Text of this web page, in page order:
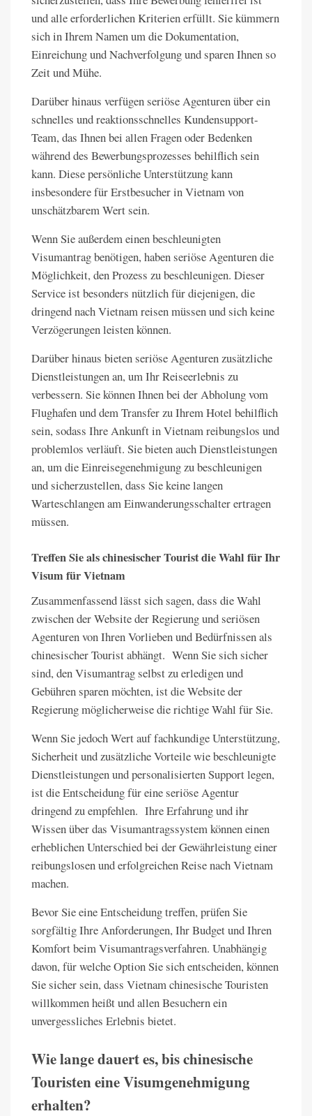
und alle erforderlichen Kriterien erfüllt. Sie kümmern
sich in Ihrem Namen um die Dokumentation,
Einreichung und Nachverfolgung und sparen Ihnen so
Zeit und Mühe.
Darüber hinaus verfügen seriöse Agenturen über ein
schnelles und reaktionsschnelles Kundensupport-
Team, das Ihnen bei allen Fragen oder Bedenken
während des Bewerbungsprozesses behilflich sein
kann. Diese persönliche Unterstützung kann
insbesondere für Erstbesucher in Vietnam von
unschätzbarem Wert sein.
Wenn Sie außerdem einen beschleunigten
Visumantrag benötigen, haben seriöse Agenturen die
Möglichkeit, den Prozess zu beschleunigen. Dieser
Service ist besonders nützlich für diejenigen, die
dringend nach Vietnam reisen müssen und sich keine
Verzögerungen leisten können.
Darüber hinaus bieten seriöse Agenturen zusätzliche
Dienstleistungen an, um Ihr Reiseerlebnis zu
verbessern. Sie können Ihnen bei der Abholung vom
Flughafen und dem Transfer zu Ihrem Hotel behilflich
sein, sodass Ihre Ankunft in Vietnam reibungslos und
problemlos verläuft. Sie bieten auch Dienstleistungen
an, um die Einreisegenehmigung zu beschleunigen
und sicherzustellen, dass Sie keine langen
Warteschlangen am Einwanderungsschalter ertragen
müssen.
Treffen Sie als chinesischer Tourist die Wahl für Ihr
Visum für Vietnam
Zusammenfassend lässt sich sagen, dass die Wahl
zwischen der Website der Regierung und seriösen
Agenturen von Ihren Vorlieben und Bedürfnissen als
chinesischer Tourist abhängt. Wenn Sie sich sicher
sind, den Visumantrag selbst zu erledigen und
Gebühren sparen möchten, ist die Website der
Regierung möglicherweise die richtige Wahl für Sie.
Wenn Sie jedoch Wert auf fachkundige Unterstützung,
Sicherheit und zusätzliche Vorteile wie beschleunigte
Dienstleistungen und personalisierten Support legen,
ist die Entscheidung für eine seriöse Agentur
dringend zu empfehlen. Ihre Erfahrung und ihr
Wissen über das Visumantragssystem können einen
erheblichen Unterschied bei der Gewährleistung einer
reibungslosen und erfolgreichen Reise nach Vietnam
machen.
Bevor Sie eine Entscheidung treffen, prüfen Sie
sorgfältig Ihre Anforderungen, Ihr Budget und Ihren
Komfort beim Visumantragsverfahren. Unabhängig
davon, für welche Option Sie sich entscheiden, können
Sie sicher sein, dass Vietnam chinesische Touristen
willkommen heißt und allen Besuchern ein
unvergessliches Erlebnis bietet.
Wie lange dauert es, bis chinesische
Touristen eine Visumgenehmigung
erhalten?